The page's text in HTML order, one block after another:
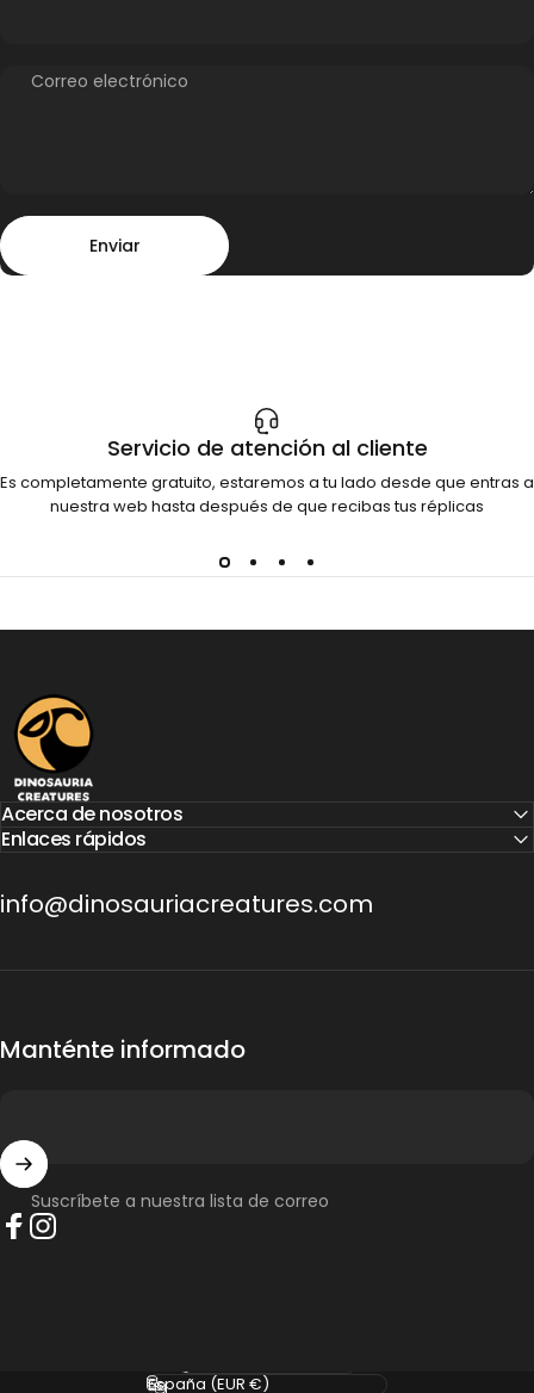
Correo electrónico
Enviar
Enviar
Servicio de atención al cliente
Es completamente gratuito, estaremos a tu lado desde que entras a
nuestra web hasta después de que recibas tus réplicas
Dinosauria Creatures
Acerca de nosotros
Enlaces rápidos
info@dinosauriacreatures.com
Manténte informado
Suscríbete a nuestra lista de correo
Idioma